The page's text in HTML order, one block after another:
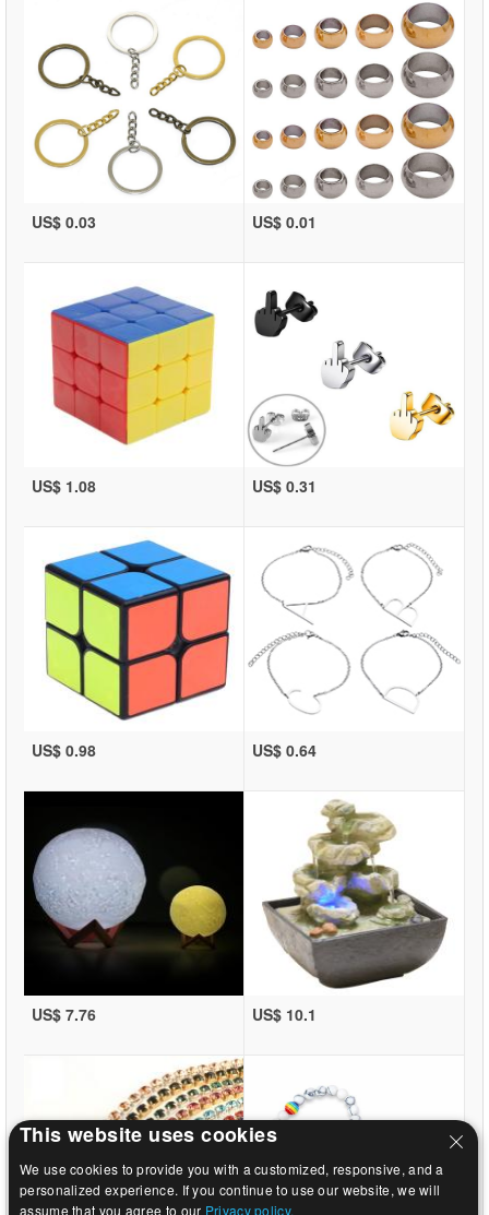
US$ 0.03 US$ 0.01
US$ 1.08 US$ 0.31
US$ 0.98 US$ 0.64
US$ 7.76 US$ 10.1
This website uses cookies
We use cookies to provide you with a customized, responsive, and a
personalized experience. If you continue to use our website, we will
assume that you agree to our Privacy policy.